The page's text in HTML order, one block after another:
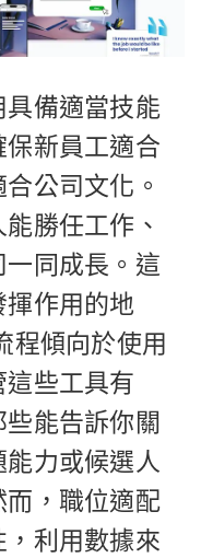
備適當技能
新員工適合
公司文化。
勝任工作、
同成長。這
作用的地
程傾向於使用
些工具有
能告訴你關
力或候選人
，職位適配
利用數據來